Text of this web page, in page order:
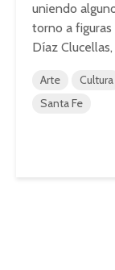
uniendo
torno a figuras
Díaz
Arte Cultura
Santa Fe